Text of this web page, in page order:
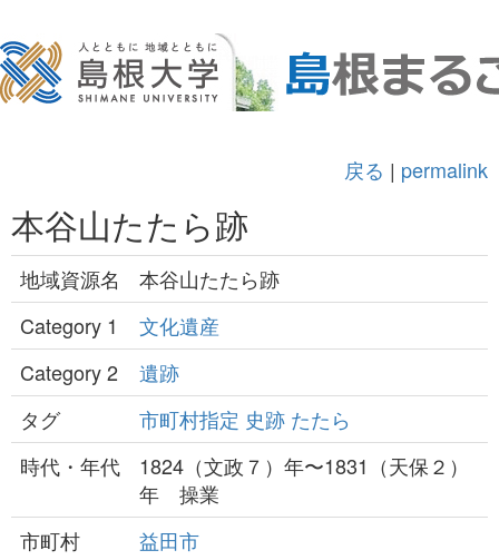
戻る | permalink
本谷山たたら跡
地域資源名
本谷山たたら跡
Category 1
文化遺産
Category 2
遺跡
タグ
市町村指定 史跡 たたら
時代・年代
1824（文政７）年〜1831（天保２）
年 操業
市町村
益田市